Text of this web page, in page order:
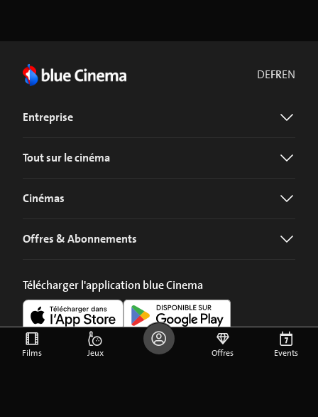
DEFREN
Entreprise
Tout sur le cinéma
Cinémas
Offres & Abonnements
Télécharger l'application blue Cinema
Films Jeux Offres Events